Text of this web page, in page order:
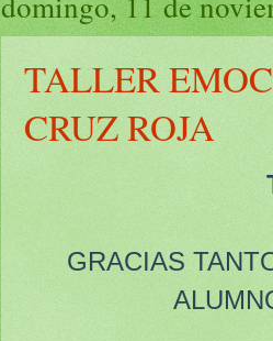
TALLER
CRUZ ROJA
GRACIAS